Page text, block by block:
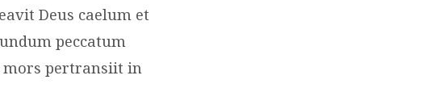
Deus caelum et
peccatum
pertransiit in